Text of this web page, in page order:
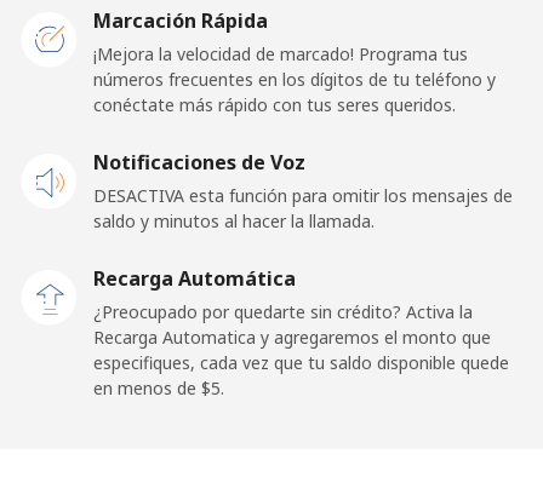
Iraq
Línea fija ⁦26.9¢⁩ 37 min por ⁦$10⁩
Celular ⁦29.5¢⁩ 33 min por ⁦$10⁩
Ireland
Línea fija ⁦1.6¢⁩ 625 min por ⁦$10⁩
⁦2.5¢⁩ 400 min por ⁦$10⁩ -
Marcación Rápida
¡Mejora la velocidad de marcado! Programa tus
números frecuentes en los dígitos de tu teléfono y
conéctate más rápido con tus seres queridos.
Notificaciones de Voz
DESACTIVA esta función para omitir los mensajes de
saldo y minutos al hacer la llamada.
Recarga Automática
¿Preocupado por quedarte sin crédito? Activa la
Recarga Automatica y agregaremos el monto que
especifiques, cada vez que tu saldo disponible quede
en menos de ⁦$5⁩.